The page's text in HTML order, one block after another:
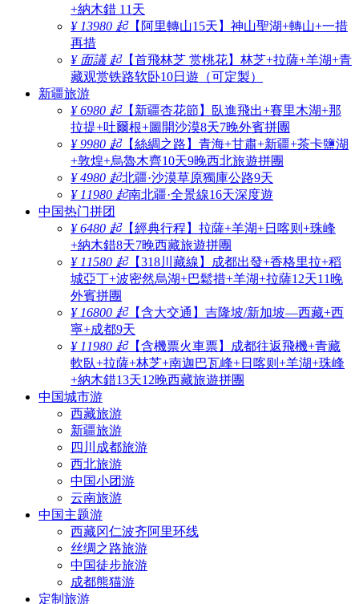
+納木錯 11天
¥ 13980 起【阿里轉山15天】神山聖湖+轉山+一措
再措
¥ 面議 起【首飛林芝 赏桃花】林芝+拉薩+羊湖+青
藏观赏铁路软卧10日遊（可定製）
新疆旅游
¥ 6980 起【新疆杏花節】臥進飛出+賽里木湖+那
拉提+吐爾根+圖開沙漠8天7晚外賓拼團
¥ 9980 起【絲綢之路】青海+甘肅+新疆+茶卡鹽湖
+敦煌+烏魯木齊10天9晚西北旅遊拼團
¥ 4980 起北疆·沙漠草原獨庫公路9天
¥ 11980 起南北疆·全景線16天深度遊
中国热门拼团
¥ 6480 起【經典行程】拉薩+羊湖+日喀则+珠峰
+納木錯8天7晚西藏旅遊拼團
¥ 11580 起【318川藏線】成都出發+香格里拉+稻
城亞丁+波密然烏湖+巴鬆措+羊湖+拉薩12天11晚
外賓拼團
¥ 16800 起【含大交通】吉隆坡/新加坡—西藏+西
寧+成都9天
¥ 11980 起【含機票火車票】成都往返飛機+青藏
軟臥+拉薩+林芝+南迦巴瓦峰+日喀则+羊湖+珠峰
+納木錯13天12晚西藏旅遊拼團
中国城市游
西藏旅游
新疆旅游
四川成都旅游
西北旅游
中国小团游
云南旅游
中国主题游
西藏冈仁波齐阿里环线
丝绸之路旅游
中国徒步旅游
成都熊猫游
定制旅游